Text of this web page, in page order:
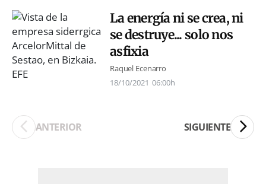
La energía ni se crea, ni
se destruye... solo nos
asfixia
Raquel Ecenarro
18/10/2021 06:00h
ANTERIOR SIGUIENTE